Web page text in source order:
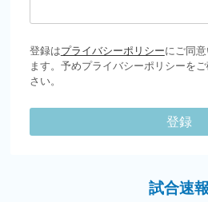
登録はプライバシーポリシーにご同
ます。予めプライバシーポリシーを
さい。
登録
試合速報